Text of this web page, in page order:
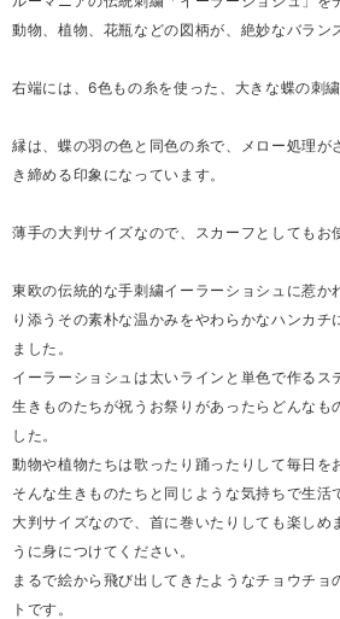
動物、植物、花瓶などの図柄が、絶妙なバラン
右端には、6色もの糸を使った、大きな蝶の刺
縁は、蝶の羽の色と同色の糸で、メロー処理が
き締める印象になっています。
薄手の大判サイズなので、スカーフとしてもお
東欧の伝統的な手刺繍イーラーショシュに惹か
り添うその素朴な温かみをやわらかなハンカチ
ました。
イーラーショシュは太いラインと単色で作るス
生きものたちが祝うお祭りがあったらどんなも
した。
動物や植物たちは歌ったり踊ったりして毎日を
そんな生きものたちと同じような気持ちで生活
大判サイズなので、首に巻いたりしても楽しめ
うに身につけてください。
まるで絵から飛び出してきたようなチョウチョ
トです。